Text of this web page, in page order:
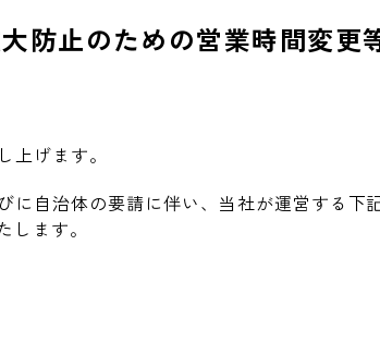
防止のための営業時間変更
げます。
に自治体の要請に伴い、当社が運営する下
ます。